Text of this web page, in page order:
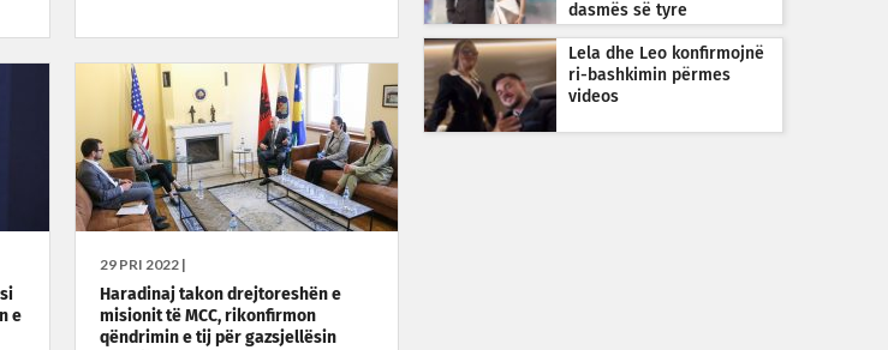
e
29 PRI 2022 |
Haradinaj takon drejtoreshën e
misionit të MCC, rikonfirmon
qëndrimin e tij për gazsjellësin
dasmës së tyre
Lela dhe Leo konfirmojnë
ri-bashkimin përmes
videos